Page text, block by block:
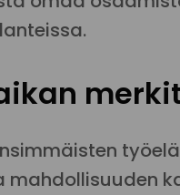
mahdollisuuden